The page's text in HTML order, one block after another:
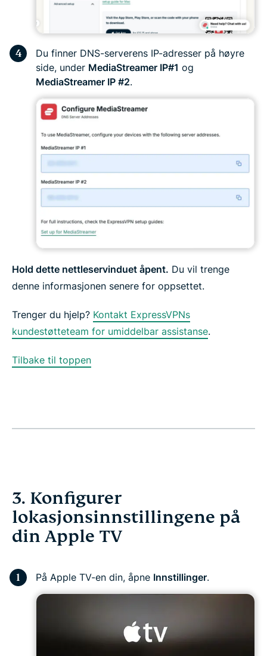
Du finner DNS-serverens IP-adresser på høyre
side, under MediaStreamer IP#1 og
MediaStreamer IP #2.
Hold dette nettleservinduet åpent. Du vil trenge
denne informasjonen senere for oppsettet.
Trenger du hjelp? Kontakt ExpressVPNs
kundestøtteteam for umiddelbar assistanse.
Tilbake til toppen
3. Konfigurer
lokasjonsinnstillingene på
din Apple TV
På Apple TV-en din, åpne Innstillinger.